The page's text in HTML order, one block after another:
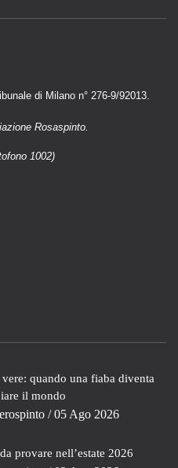
di Milano n° 276-9/92013.
Rosaspinto.
1002)
quando una fiaba diventa
il mondo
/ 05 Ago 2026
provare nell’estate 2026